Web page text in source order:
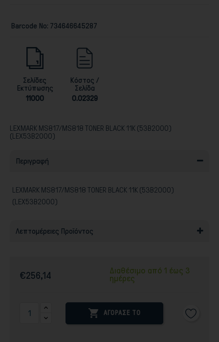
Barcode No: 734646645287
Σελίδες
Εκτύπωσης
11000
Κόστος /
Σελίδα
0.02329
LEXMARK MS817/MS818 TONER BLACK 11K (53B2000)
(LEX53B2000)
Περιγραφή
LEXMARK MS817/MS818 TONER BLACK 11K (53B2000)
(LEX53B2000)
Λεπτομέρειες Προϊόντος
€256,14
Διαθέσιμο από 1 έως 3
ημέρες
 ΑΓΟΡΑΣΕ ΤΟ